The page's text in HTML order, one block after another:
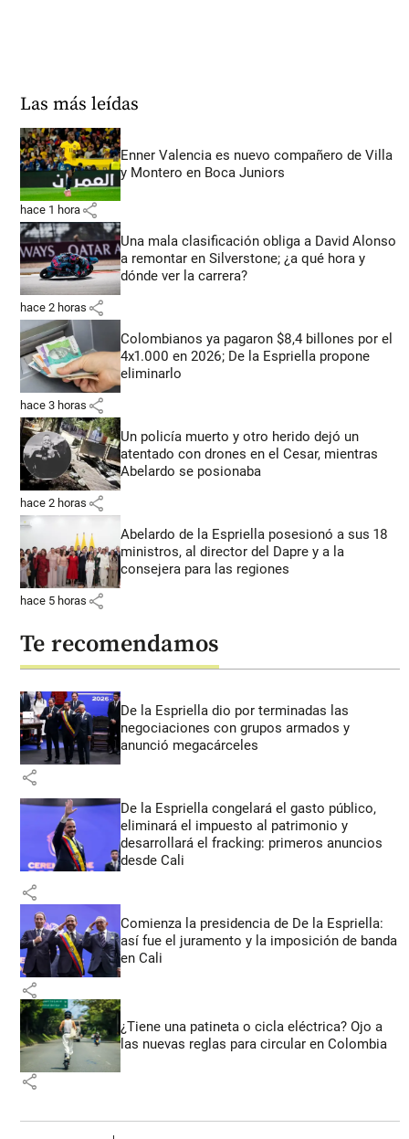
Las más leídas
Enner Valencia es nuevo compañero de Villa
y Montero en Boca Juniors
hace 1 hora share
Una mala clasificación obliga a David Alonso
a remontar en Silverstone; ¿a qué hora y
dónde ver la carrera?
hace 2 horas share
Colombianos ya pagaron $8,4 billones por el
4x1.000 en 2026; De la Espriella propone
eliminarlo
hace 3 horas share
Un policía muerto y otro herido dejó un
atentado con drones en el Cesar, mientras
Abelardo se posionaba
hace 2 horas share
Abelardo de la Espriella posesionó a sus 18
ministros, al director del Dapre y a la
consejera para las regiones
hace 5 horas share
Te recomendamos
De la Espriella dio por terminadas las
negociaciones con grupos armados y
anunció megacárceles
share
De la Espriella congelará el gasto público,
eliminará el impuesto al patrimonio y
desarrollará el fracking: primeros anuncios
desde Cali
share
Comienza la presidencia de De la Espriella:
así fue el juramento y la imposición de banda
en Cali
share
¿Tiene una patineta o cicla eléctrica? Ojo a
las nuevas reglas para circular en Colombia
share